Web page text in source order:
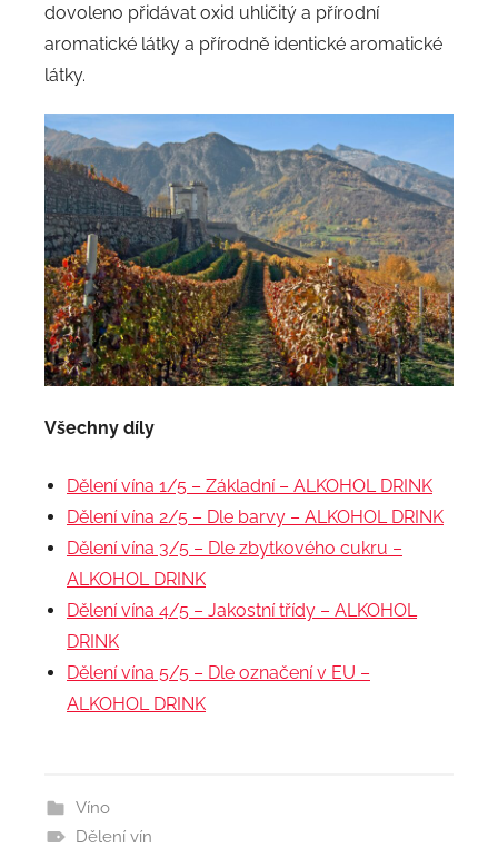
dovoleno přidávat oxid uhličitý a přírodní
aromatické látky a přírodně identické aromatické
látky.
Všechny díly
Dělení vína 1/5 – Základní – ALKOHOL DRINK
Dělení vína 2/5 – Dle barvy – ALKOHOL DRINK
Dělení vína 3/5 – Dle zbytkového cukru –
ALKOHOL DRINK
Dělení vína 4/5 – Jakostní třídy – ALKOHOL
DRINK
Dělení vína 5/5 – Dle označení v EU –
ALKOHOL DRINK
Víno
Dělení vín